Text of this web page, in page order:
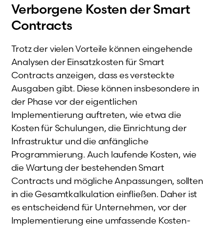
Verborgene Kosten der Smart
Contracts
Trotz der vielen Vorteile können eingehende
Analysen der Einsatzkosten für Smart
Contracts anzeigen, dass es versteckte
Ausgaben gibt. Diese können insbesondere in
der Phase vor der eigentlichen
Implementierung auftreten, wie etwa die
Kosten für Schulungen, die Einrichtung der
Infrastruktur und die anfängliche
Programmierung. Auch laufende Kosten, wie
die Wartung der bestehenden Smart
Contracts und mögliche Anpassungen, sollten
in die Gesamtkalkulation einfließen. Daher ist
es entscheidend für Unternehmen, vor der
Implementierung eine umfassende Kosten-